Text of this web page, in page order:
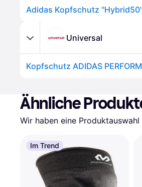
Adidas Kopfschutz
Universal
Ähnliche
Wir haben eine
Im Trend